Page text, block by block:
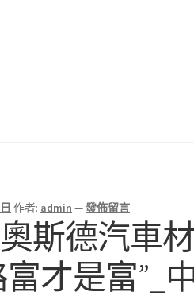
作者: admin —發佈留言
奧斯德汽車
才是富”_